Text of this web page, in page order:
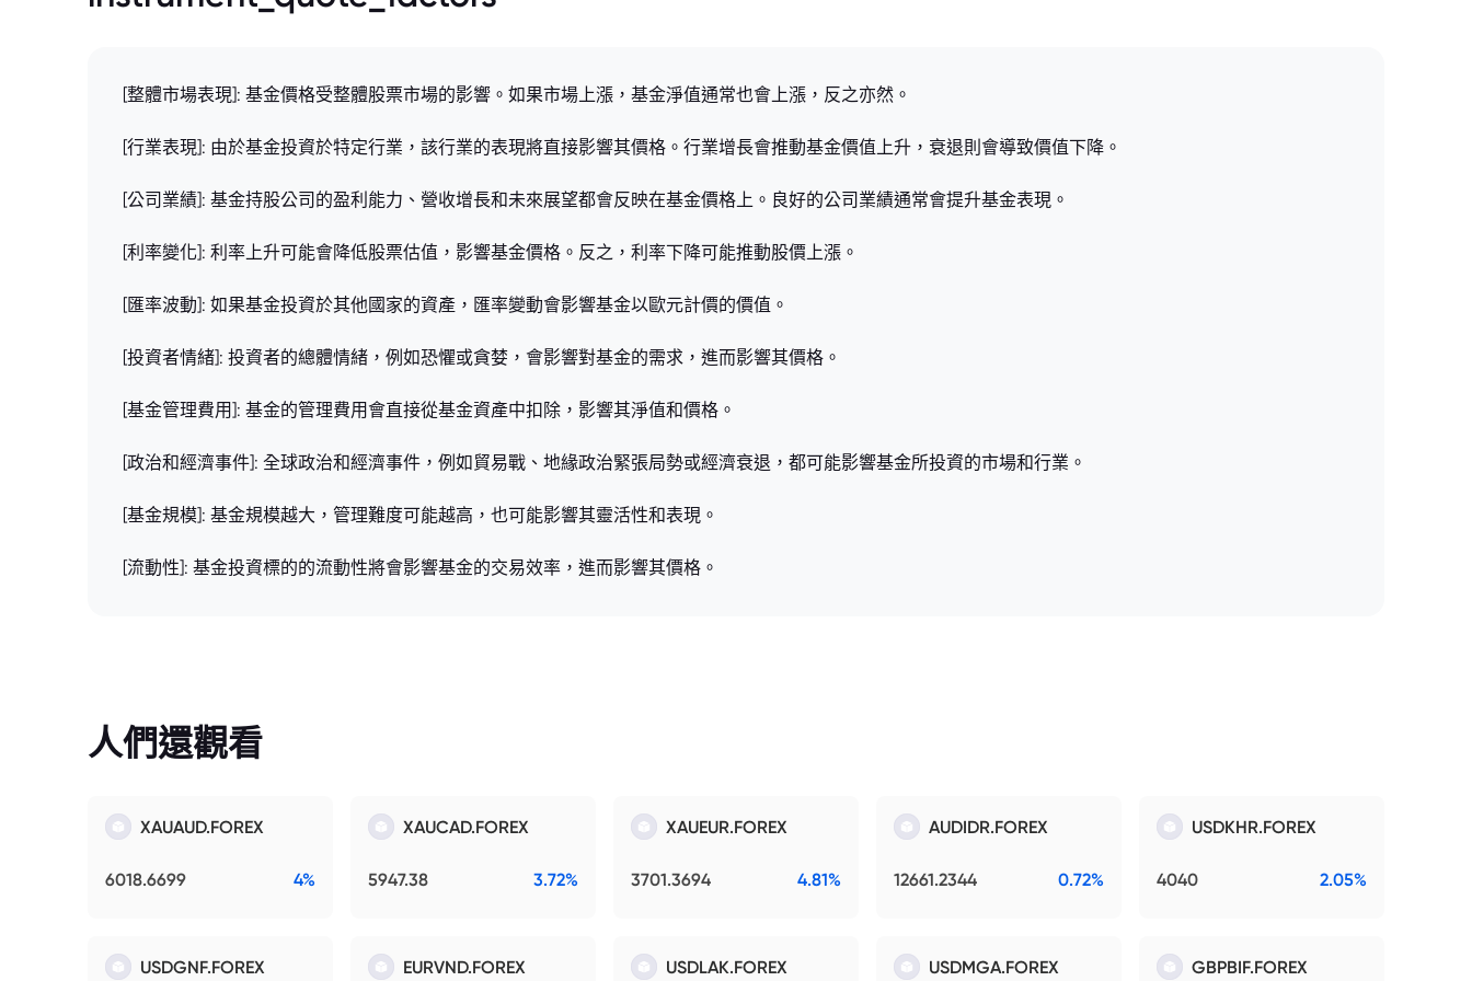
[整體市場表現]: 基金價格受整體股票市場的影響。如果市場上漲，基金淨值通常也會上漲，反之亦然。
[行業表現]: 由於基金投資於特定行業，該行業的表現將直接影響其價格。行業增長會推動基金價值上升，衰退則會導致價值下降。
[公司業績]: 基金持股公司的盈利能力、營收增長和未來展望都會反映在基金價格上。良好的公司業績通常會提升基金表現。
[利率變化]: 利率上升可能會降低股票估值，影響基金價格。反之，利率下降可能推動股價上漲。
[匯率波動]: 如果基金投資於其他國家的資產，匯率變動會影響基金以歐元計價的價值。
[投資者情緒]: 投資者的總體情緒，例如恐懼或貪婪，會影響對基金的需求，進而影響其價格。
[基金管理費用]: 基金的管理費用會直接從基金資產中扣除，影響其淨值和價格。
[政治和經濟事件]: 全球政治和經濟事件，例如貿易戰、地緣政治緊張局勢或經濟衰退，都可能影響基金所投資的市場和行業。
[基金規模]: 基金規模越大，管理難度可能越高，也可能影響其靈活性和表現。
[流動性]: 基金投資標的的流動性將會影響基金的交易效率，進而影響其價格。
人們還觀看
XAUAUD.FOREX
6018.6699 4%
XAUCAD.FOREX
5947.38 3.72%
XAUEUR.FOREX
3701.3694 4.81%
AUDIDR.FOREX
12661.2344 0.72%
USDKHR.FOREX
4040 2.05%
USDGNF.FOREX EURVND.FOREX USDLAK.FOREX USDMGA.FOREX GBPBIF.FOREX